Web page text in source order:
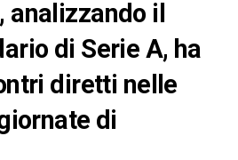
analizzando il
di Serie A, ha
diretti nelle
di